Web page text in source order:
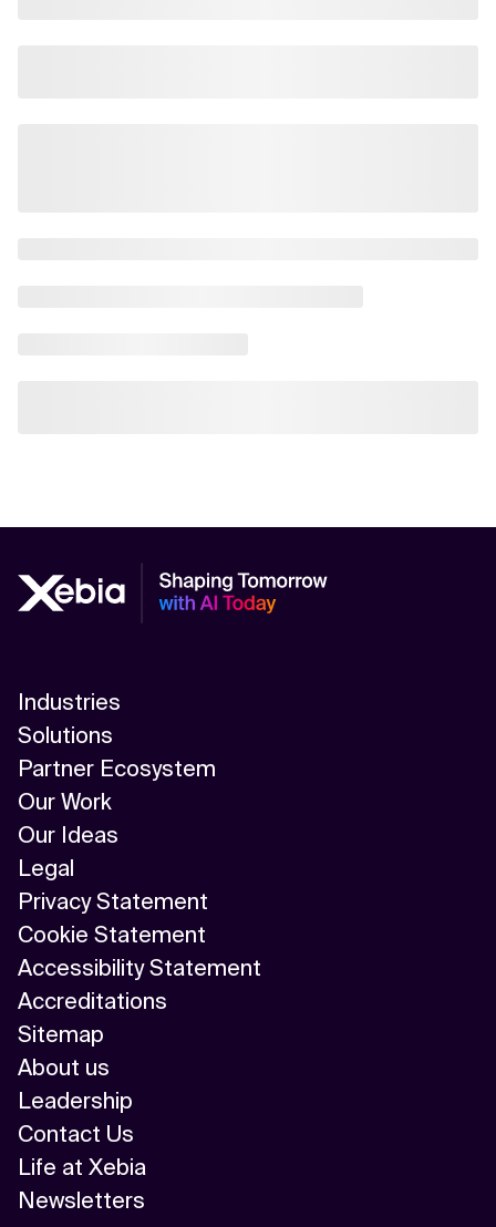
Industries
Solutions
Partner Ecosystem
Our Work
Our Ideas
Legal
Privacy Statement
Cookie Statement
Accessibility Statement
Accreditations
Sitemap
About us
Leadership
Contact Us
Life at Xebia
Newsletters